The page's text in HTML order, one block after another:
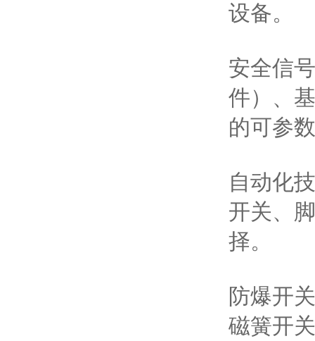
设备。
安全信
件）、
的可参
自动化
开关、
择。
防爆开
磁簧开